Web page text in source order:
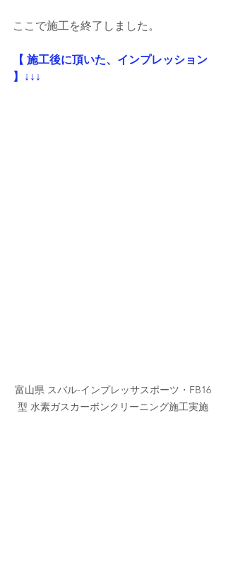
ここで施工を終了しました。
【 施工後に頂いた、インプレッション
】↓↓↓
富山県 スバル-インプレッサスポーツ・FB16
型 水素ガスカーボンクリーニング施工実施